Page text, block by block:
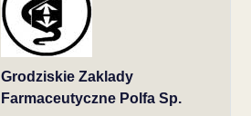
Grodziskie Zaklady
Farmaceutyczne Polfa Sp.